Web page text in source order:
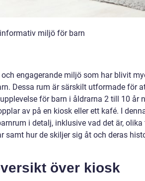
miljö för barn
engagerande miljö som har blivit
Dessa rum är särskilt utformade för
för barn i åldrarna 2 till 10 år
av på en kiosk eller ett kafé. I
i detalj, inklusive vad det är, olika
samt hur de skiljer sig åt och deras
över kiosk